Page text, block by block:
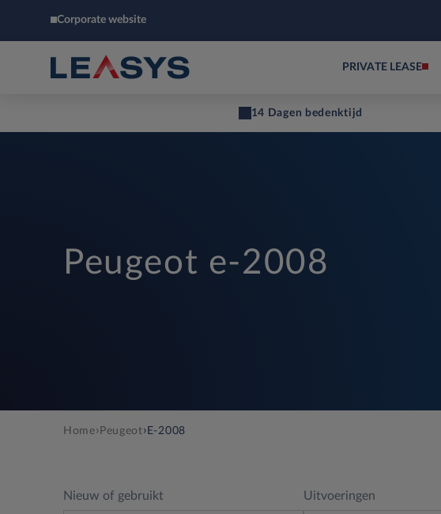
Corporate website
PRIVATE LEASE
14 Dagen bedenktijd
Peugeot e-2008
Home› Peugeot› E-2008
Nieuw of gebruikt Uitvoeringen